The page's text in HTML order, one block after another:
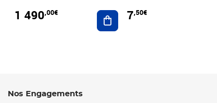
1 490,00€ Ajouter au panier
7,50€
Nos Engagements